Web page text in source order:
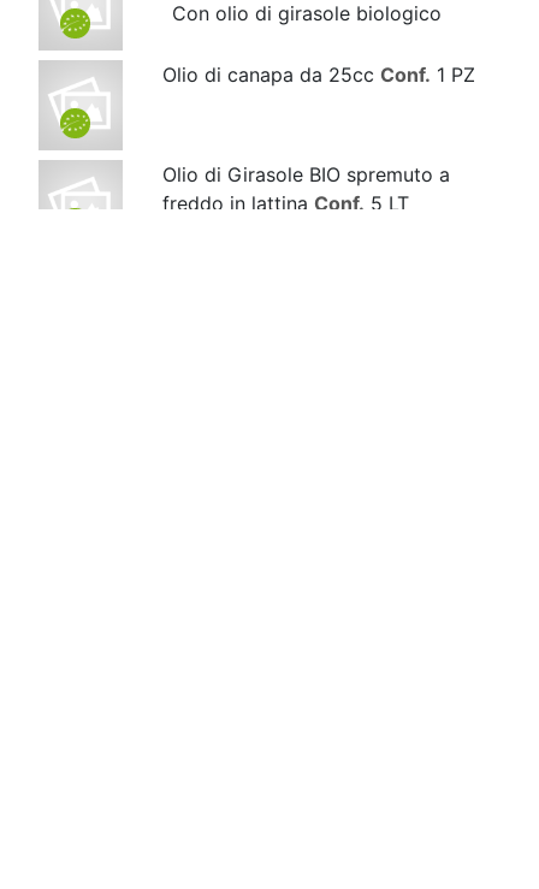
Con olio di girasole biologico
Olio di canapa da 25cc Conf. 1 PZ
Olio di Girasole BIO spremuto a
freddo in lattina Conf. 5 LT